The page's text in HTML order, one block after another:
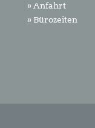
» Anfahrt
» Bürozeiten